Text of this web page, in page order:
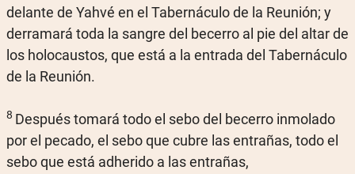
delante de Yahvé en el Tabernáculo de la Reunión; y
derramará toda la sangre del becerro al pie del altar de
los holocaustos, que está a la entrada del Tabernáculo
de la Reunión.
8 Después tomará todo el sebo del becerro inmolado
por el pecado, el sebo que cubre las entrañas, todo el
sebo que está adherido a las entrañas,